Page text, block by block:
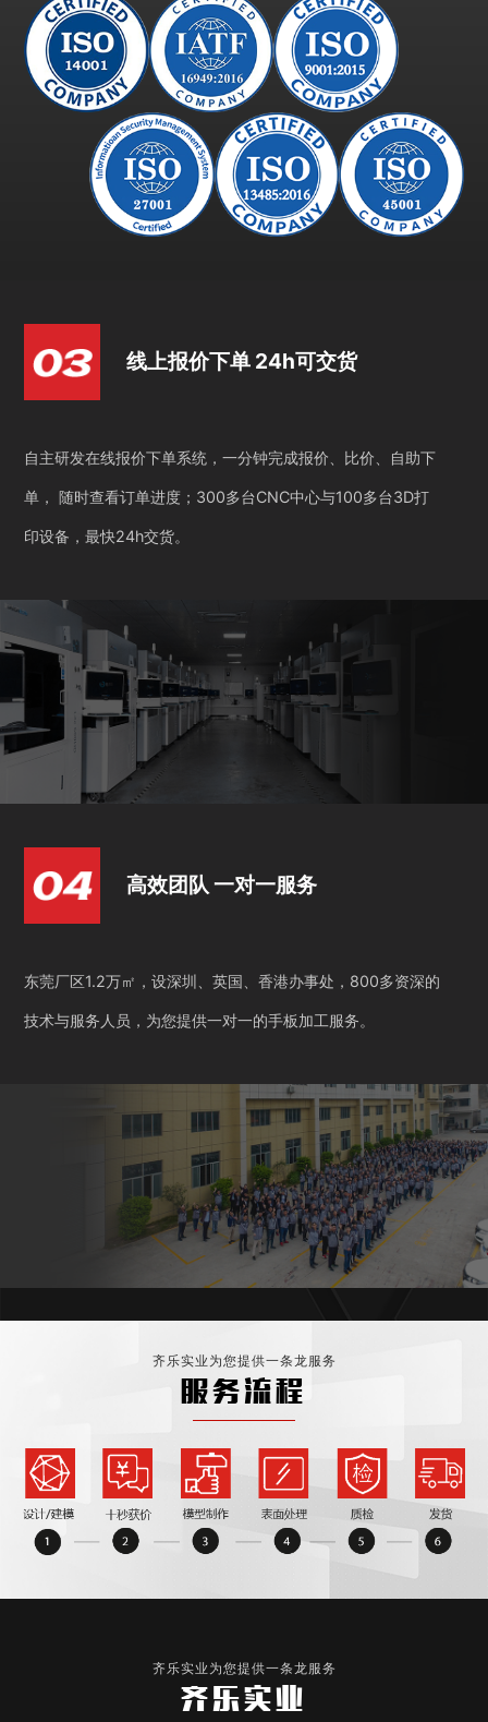
线上报价下单 24h可交货
自主研发在线报价下单系统，一分钟完成报价、比价、自助下
单， 随时查看订单进度；300多台CNC中心与100多台3D打
印设备，最快24h交货。
高效团队 一对一服务
东莞厂区1.2万㎡，设深圳、英国、香港办事处，800多资深的
技术与服务人员，为您提供一对一的手板加工服务。
齐乐实业为您提供一条龙服务
服务流程
齐乐实业为您提供一条龙服务
齐乐实业